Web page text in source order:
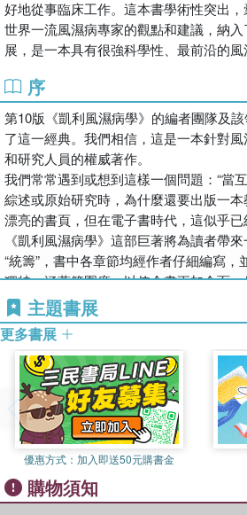
好地從事臨床工作。這本書學術性突出
世界一流風濕病專家的觀點和建議，納
展，是一本具有很強科學性、最前沿的風
序
第10版《凱利風濕病學》的編者團隊及
了這一經典。我們相信，這是一本針對
和研究人員的權威著作。
我們常常遇到或想到這樣一個問題：“當
綜述或原始研究時，為什麼還要出版一
漂亮的書頁，但在電子書時代，這似乎
《凱利風濕病學》這部巨著將為讀者帶
“統籌”，書中各章節均經作者仔細編寫
獨特。涵蓋範圍廣，以使全書更加全面
《凱利風濕病學》只是泛泛而談，本書的
展示了對所撰寫章節的深刻理解。我們
過紙質和電子版提供了全面的參考文獻，
的論文。與特定的科學發現以及快速增
的出版週期要長得多，這有助於我們靜
“時間是醫生最好的朋友。”第10版《凱
風濕病學的整體概念的審慎思考。
教科書應不斷適應環境的變化。編者們
如既往地為讀者帶來精心撰寫的權威著作
準”，本書有助於讀者了解風濕病學的臨
的第11版《凱利風濕病學》依然精彩！
主題書展
更多書展
優惠方式： 加入即送50元購書金
購物須知